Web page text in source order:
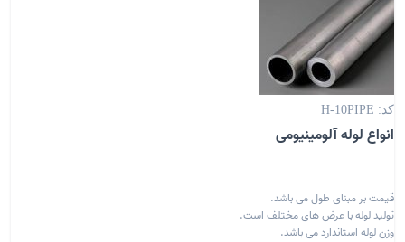
کد: H-10PIPE
انواع لوله آلومینیومی
قیمت بر مبنای طول می باشد.
تولید لوله با عرض های مختلف است.
وزن لوله استاندارد می باشد.